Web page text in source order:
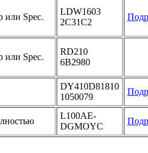
или Spec.
LDW1603
2C31C2
или Spec.
RD210
6B2980
DY410D81810
1050079
L100AE-
DGMOYC